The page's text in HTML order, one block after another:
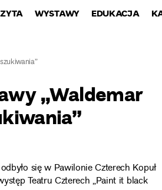
WYSTAWY EDUKACJA
„Waldemar
się w Pawilonie Czterech Kopuł
Teatru Czterech „Paint it black